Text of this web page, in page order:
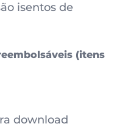
isentos de
(itens
download